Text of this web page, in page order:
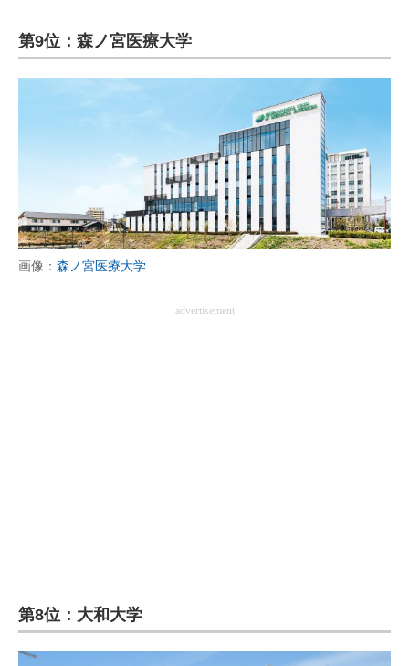
建設×テクノロジーの最前線
ちょっと気になるネットの話題
第9位：森ノ宮医療大学
画像： 森ノ宮医療大学
advertisement
第8位：大和大学